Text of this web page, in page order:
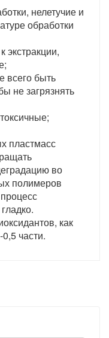
нелетучие и
обработки
экстракции,
всего быть
не загрязнять
пластмасс
во
полимеров
как
части.